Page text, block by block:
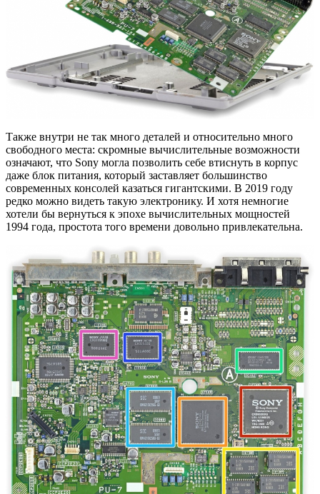
Также внутри не так много деталей и относительно много
свободного места: скромные вычислительные возможности
означают, что Sony могла позволить себе втиснуть в корпус
даже блок питания, который заставляет большинство
современных консолей казаться гигантскими. В 2019 году
редко можно видеть такую ​​электронику. И хотя немногие
хотели бы вернуться к эпохе вычислительных мощностей
1994 года, простота того времени довольно привлекательна.